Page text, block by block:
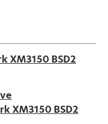
XM3150 BSD2
XM3150 BSD2